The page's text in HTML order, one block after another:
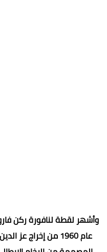
وأشهر لقطة لنافورة ركن
عام 1960 من إخراج